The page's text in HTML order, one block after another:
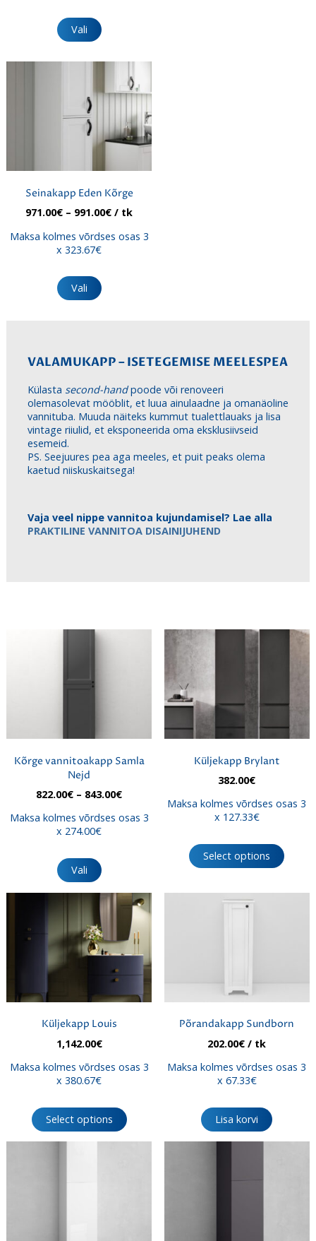
Vali
tootel
on
Valikuid
saab
tootelehel.
Seinakapp Eden Kõrge
971.00€ – 991.00€Hinnavahemik:
kuni
/ tk
Maksa kolmes võrdses osas 3
x 323.67€
Vali
tootel
teha
VALAMUKAPP – ISETEGEMISE MEELESPEA
Külasta second-handpoode või renoveeri
olemasolevat mööblit, et luua ainulaadne ja omanäoline
vannituba. Muuda näiteks kummut tualettlauaks ja lisa
vintage riiulid, et eksponeerida oma eksklusiivseid
esemeid.
PS. Seejuures pea aga meeles, et puit peaks olema
kaetud niiskuskaitsega!
Vaja veel nippe vannitoa kujundamisel? Lae alla
PRAKTILINE VANNITOA DISAINIJUHEND
Kõrge vannitoakapp Samla
Nejd
822.00€ – 843.00€Hinnavahemik:
kuni
Maksa kolmes võrdses osas 3
x 274.00€
Vali
tootel
mitu
varianti.
Valikuid
saab
teha
tootelehel.
Küljekapp Brylant
382.00€
Maksa kolmes võrdses osas 3
x 127.33€
Select options
Küljekapp Louis
1,142.00€
Maksa kolmes võrdses osas 3
x 380.67€
Select options
Põrandakapp Sundborn
202.00€ / tk
Maksa kolmes võrdses osas 3
x 67.33€
Lisa korvi